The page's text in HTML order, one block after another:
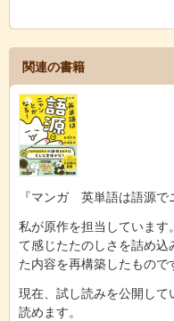
関連の書籍
『マンガ 英単語は語源で
私が原作を担当していま
て感じたたのしさを詰め
た内容を再構築したもので
現在、試し読みを公開して
読めます。